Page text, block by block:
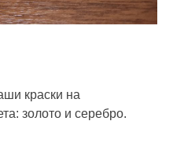
краски на
золото и серебро.